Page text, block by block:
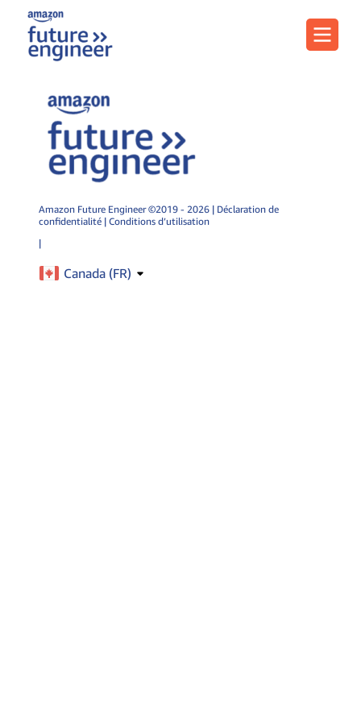
Menu
Amazon Future Engineer ©2019 - 2026 | Déclaration de
confidentialité | Conditions d’utilisation
|
Canada (FR)